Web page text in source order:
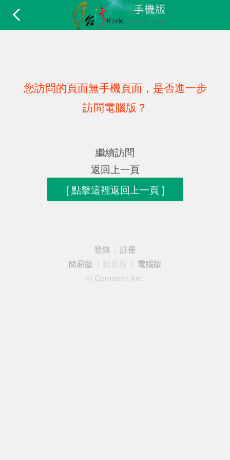
您訪問的頁面無手機頁面，是否進一步
訪問電腦版？
繼續訪問
返回上一頁
[ 點擊這裡返回上一頁 ]
登錄
註冊
簡易版
觸屏版
電腦版
© Comsenz Inc.